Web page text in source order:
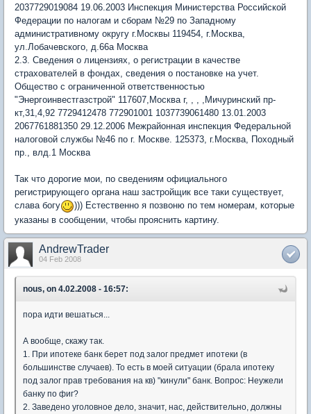
2037729019084 19.06.2003 Инспекция Министерства Российской
Федерации по налогам и сборам №29 по Западному
административному округу г.Москвы 119454, г.Москва,
ул.Лобачевского, д.66а Москва
2.3. Сведения о лицензиях, о регистрации в качестве
страхователей в фондах, сведения о постановке на учет.
Общество с ограниченной ответственностью
"Энергоинвестгазстрой" 117607,Москва г, , , ,Мичуринский пр-
кт,31,4,92 7729412478 772901001 1037739061480 13.01.2003
2067761881350 29.12.2006 Межрайонная инспекция Федеральной
налоговой службы №46 по г. Москве. 125373, г.Москва, Походный
пр., влд.1 Москва
Так что дорогие мои, по сведениям официального
регистрирующего органа наш застройщик все таки существует,
слава богу
))) Естественно я позвоню по тем номерам, которые
указаны в сообщении, чтобы прояснить картину.
AndrewTrader
04 Feb 2008
nous, on 4.02.2008 - 16:57:
пора идти вешаться...
А вообще, скажу так.
1. При ипотеке банк берет под залог предмет ипотеки (в
большинстве случаев). То есть в моей ситуации (брала ипотеку
под залог прав требования на кв) "кинули" банк. Вопрос: Неужели
банку по фиг?
2. Заведено уголовное дело, значит, нас, действительно, должны